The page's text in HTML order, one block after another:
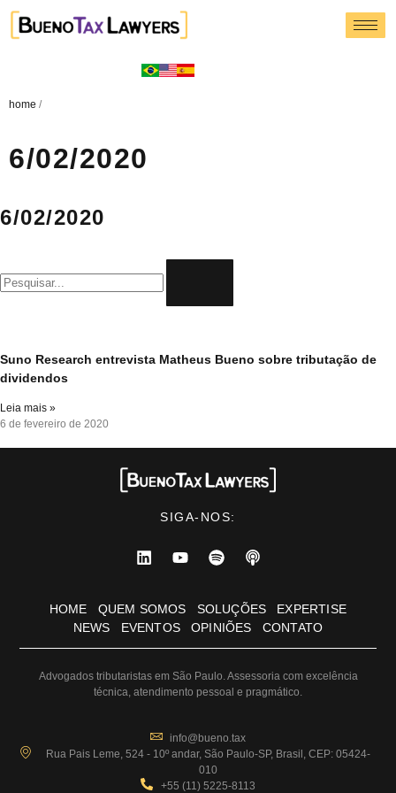
home /
6/02/2020
6/02/2020
Suno Research entrevista Matheus Bueno sobre tributação de
dividendos
Leia mais »
6 de fevereiro de 2020
SIGA-NOS:
HOME QUEM SOMOS SOLUÇÕES
EXPERTISE
NEWS
EVENTOS OPINIÕES CONTATO
Advogados tributaristas em São Paulo. Assessoria com excelência
técnica, atendimento pessoal e pragmático.
info@bueno.tax
Rua Pais Leme, 524 - 10º andar, São Paulo-SP, Brasil, CEP: 05424-
010
+55 (11) 5225-8113